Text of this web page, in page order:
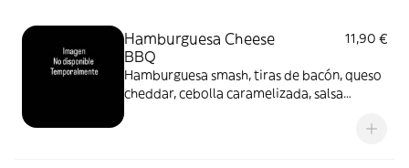
Hamburguesa Cheese
BBQ
11,90 €
Hamburguesa smash, tiras de bacón, queso
cheddar, cebolla caramelizada, salsa